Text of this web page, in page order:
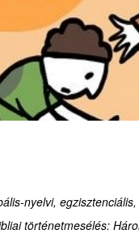
nyelvi, egzisztenciális,
történetmesélés: